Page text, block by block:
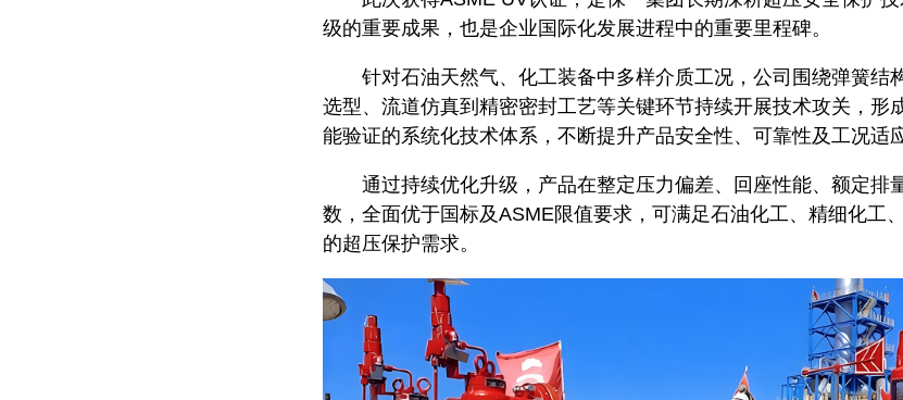
级的重要成果，也是企业国际化发展进程中的重要里程碑。
针对石油天然气、化工装备中多样介质工况，公司围绕弹簧结
选型、流道仿真到精密密封工艺等关键环节持续开展技术攻关，形
能验证的系统化技术体系，不断提升产品安全性、可靠性及工况适
通过持续优化升级，产品在整定压力偏差、回座性能、额定排
数，全面优于国标及ASME限值要求，可满足石油化工、精细化工
的超压保护需求。